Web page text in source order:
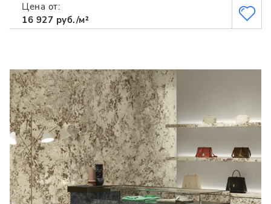
Цена от:
16 927 руб./м²